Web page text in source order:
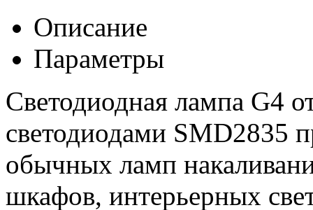
Описание
Параметры
Светодиодная лампа G4
светодиодами SMD2835
обычных ламп
шкафов, интерьерных